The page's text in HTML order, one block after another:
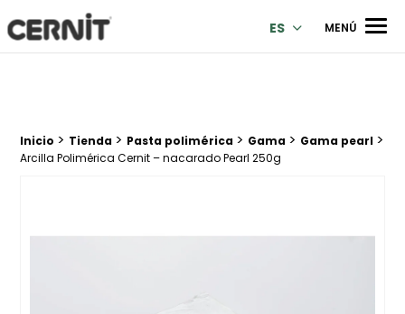
Cernit Une qualité haut de gamme pour des créations
ES MENÚ
Breadcrumb trail:
Inicio > Tienda > Pasta polimérica > Gama > Gama pearl >
Arcilla Polimérica Cernit – nacarado Pearl 250g